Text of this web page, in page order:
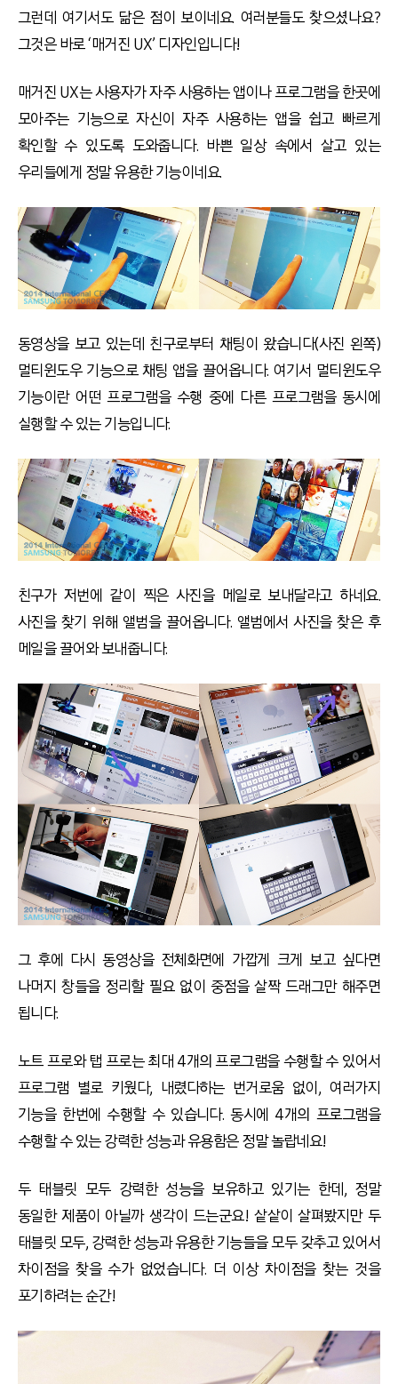
그런데 여기서도 닮은 점이 보이네요. 여러분들도 찾으셨나요?
그것은 바로 ‘매거진 UX’ 디자인입니다!
매거진 UX는 사용자가 자주 사용하는 앱이나 프로그램을 한곳에
모아주는 기능으로 자신이 자주 사용하는 앱을 쉽고 빠르게
확인할 수 있도록 도와줍니다. 바쁜 일상 속에서 살고 있는
우리들에게 정말 유용한 기능이네요.
동영상을 보고 있는데 친구로부터 채팅이 왔습니다(사진 왼쪽)
멀티윈도우 기능으로 채팅 앱을 끌어옵니다. 여기서 멀티윈도우
기능이란 어떤 프로그램을 수행 중에 다른 프로그램을 동시에
실행할 수 있는 기능입니다.
친구가 저번에 같이 찍은 사진을 메일로 보내달라고 하네요.
사진을 찾기 위해 앨범을 끌어옵니다. 앨범에서 사진을 찾은 후
메일을 끌어와 보내줍니다.
그 후에 다시 동영상을 전체화면에 가깝게 크게 보고 싶다면
나머지 창들을 정리할 필요 없이 중점을 살짝 드래그만 해주면
됩니다.
노트 프로와 탭 프로는 최대 4개의 프로그램을 수행할 수 있어서
프로그램 별로 키웠다, 내렸다하는 번거로움 없이, 여러가지
기능을 한번에 수행할 수 있습니다. 동시에 4개의 프로그램을
수행할 수 있는 강력한 성능과 유용함은 정말 놀랍네요!
두 태블릿 모두 강력한 성능을 보유하고 있기는 한데, 정말
동일한 제품이 아닐까 생각이 드는군요! 샅샅이 살펴봤지만 두
태블릿 모두, 강력한 성능과 유용한 기능들을 모두 갖추고 있어서
차이점을 찾을 수가 없었습니다. 더 이상 차이점을 찾는 것을
포기하려는 순간!